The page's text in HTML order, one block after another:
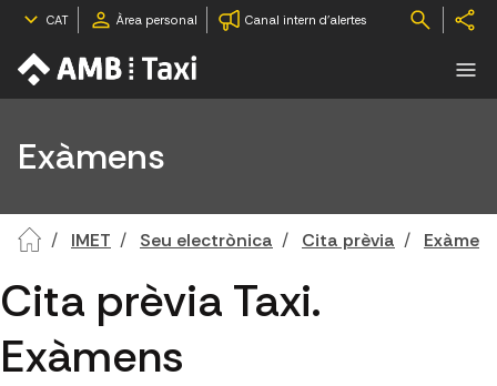
CAT Àrea personal Canal intern d'alertes
Exàmens
IMET Seu electrònica Cita prèvia
Cita prèvia Taxi.
Exàmens